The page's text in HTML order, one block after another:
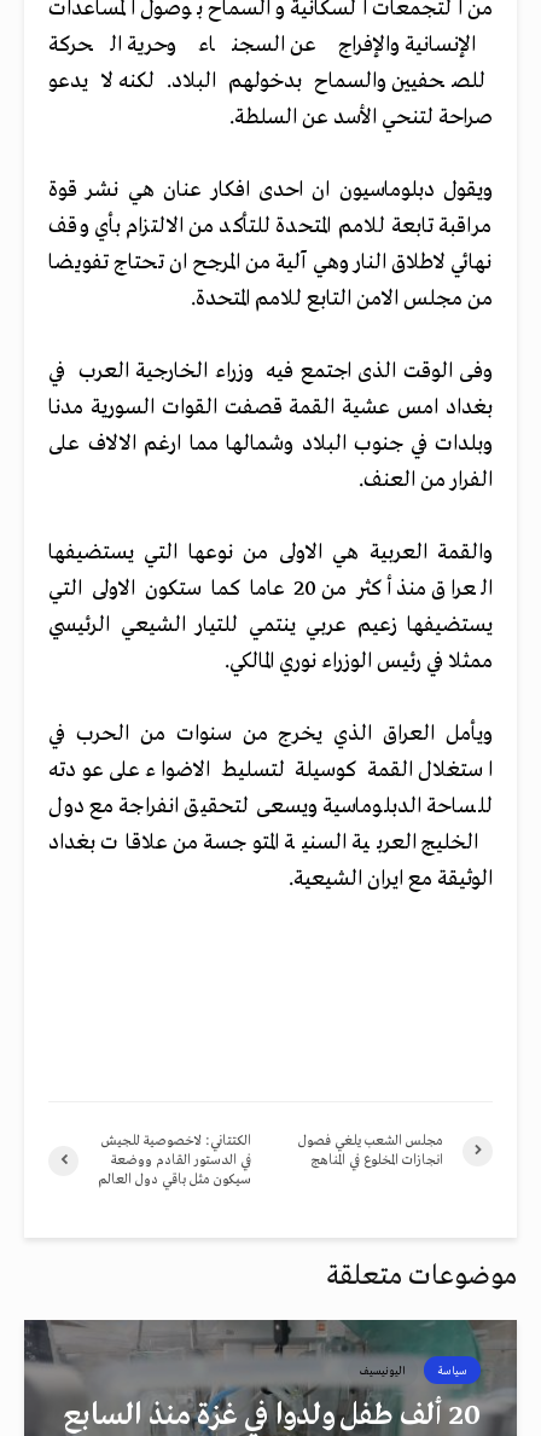
من التجمعات السكانية والسماح بوصول المساعدات
الإنسانية والإفراج عن السجناء وحرية الحركة
للصحفيين والسماح بدخولهم البلاد. لكنه لا يدعو
صراحة لتنحي الأسد عن السلطة.
ويقول دبلوماسيون ان احدى افكار عنان هي نشر قوة
مراقبة تابعة للامم المتحدة للتأكد من الالتزام بأي وقف
نهائي لاطلاق النار وهي آلية من المرجح ان تحتاج تفويضا
من مجلس الامن التابع للامم المتحدة.
وفى الوقت الذى اجتمع فيه وزراء الخارجية العرب في
بغداد امس عشية القمة قصفت القوات السورية مدنا
وبلدات في جنوب البلاد وشمالها مما ارغم الالاف على
الفرار من العنف.
والقمة العربية هي الاولى من نوعها التي يستضيفها
العراق منذ أكثر من 20 عاما كما ستكون الاولى التي
يستضيفها زعيم عربي ينتمي للتيار الشيعي الرئيسي
ممثلا في رئيس الوزراء نوري المالكي.
ويأمل العراق الذي يخرج من سنوات من الحرب في
استغلال القمة كوسيلة لتسليط الاضواء على عودته
للساحة الدبلوماسية ويسعى لتحقيق انفراجة مع دول
الخليج العربية السنية المتوجسة من علاقات بغداد
الوثيقة مع ايران الشيعية.
الكتتاني: لاخصوصية للجيش
في الدستور القادم ووضعة
سيكون مثل باقي دول العالم
مجلس الشعب يلغي فصول
انجازات المخلوع في المناهج
موضوعات متعلقة
سياسة اليونيسيف
20 ألف طفل ولدوا في غزة منذ السابع